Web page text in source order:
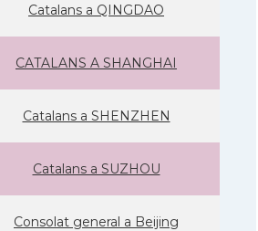
Catalans a QINGDAO
CATALANS A SHANGHAI
Catalans a SHENZHEN
Catalans a SUZHOU
Consolat general a Beijing